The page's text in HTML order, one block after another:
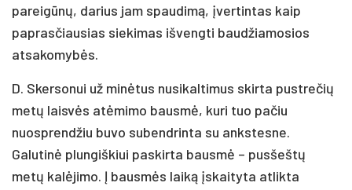
pareigūnų, darius jam spaudimą, įvertintas kaip
paprasčiausias siekimas išvengti baudžiamosios
atsakomybės.
D. Skersonui už minėtus nusikaltimus skirta pustrečių
metų laisvės atėmimo bausmė, kuri tuo pačiu
nuosprendžiu buvo subendrinta su ankstesne.
Galutinė plungiškiui paskirta bausmė – pusšeštų
metų kalėjimo. Į bausmės laiką įskaityta atlikta